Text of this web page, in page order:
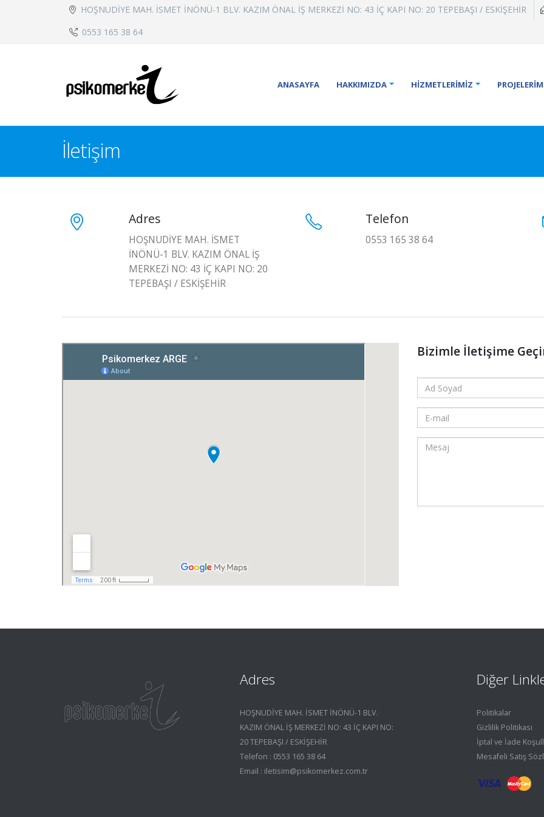
HOŞNUDİYE MAH. İSMET İNÖNÜ-1 BLV. KAZIM ÖNAL İŞ MERKEZİ NO: 43 İÇ KAPI NO: 20 TEPEBAŞI / ESKİŞEHİR
0553 165 38 64
ANASAYFA HAKKIMIZDA HİZMETLERİMİZ
İletişim
Adres
HOŞNUDİYE MAH. İSMET
İNÖNÜ-1 BLV. KAZIM ÖNAL İŞ
MERKEZİ NO: 43 İÇ KAPI NO: 20
TEPEBAŞI / ESKİŞEHİR
Telefon
0553 165 38 64
Bizimle İletişime
Adres
HOŞNUDİYE MAH. İSMET İNÖNÜ-1 BLV.
KAZIM ÖNAL İŞ MERKEZİ NO: 43 İÇ KAPI NO:
20 TEPEBAŞI / ESKİŞEHİR
Telefon : 0553 165 38 64
Email : iletisim@psikomerkez.com.tr
Diğer
Politikalar
Gizlilik Politikası
İptal ve İade
Mesafeli Satış